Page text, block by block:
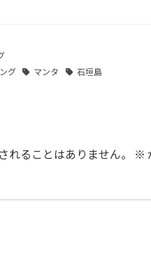
グ マンタ 石垣島
れることはありません。 ※